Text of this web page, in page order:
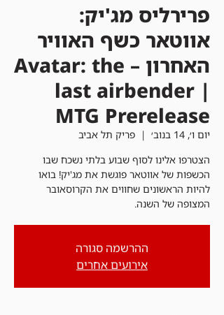
פרירליס מג'יק:
אווטאר כשף האוויר
האחרון – Avatar: the
last airbender |
MTG Prerelease
יום ו׳, 14 בנוב׳
  |
פריק תל אביב
הצטרפו אלינו לסוף שבוע בלתי נשכח שבו
הכשפות של אווטאר פוגשת את מג'יק! בואו
להיות הראשונים שחווים את הקרוסאובר
המצופה של השנה.
ההרשמה סגורה
אירועים אחרים